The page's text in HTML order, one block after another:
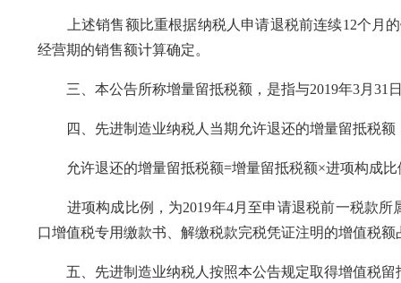
上述销售额比重根据纳税人申请退税前连续12个月的
经营期的销售额计算确定。
三、本公告所称增量留抵税额，是指与2019年3月31
四、先进制造业纳税人当期允许退还的增量留抵税额
允许退还的增量留抵税额=增量留抵税额×进项构成比
进项构成比例，为2019年4月至申请退税前一税款所
口增值税专用缴款书、解缴税款完税凭证注明的增值税
五、先进制造业纳税人按照本公告规定取得增值税留